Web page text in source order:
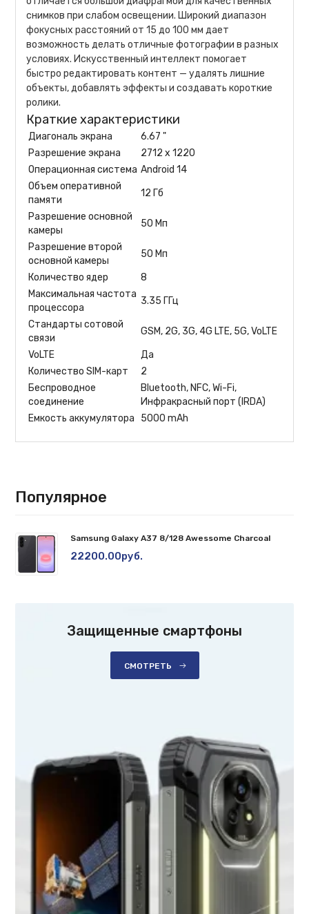
снимков при слабом освещении. Широкий диапазон
фокусных расстояний от 15 до 100 мм дает
возможность делать отличные фотографии в разных
условиях. Искусственный интеллект помогает
быстро редактировать контент — удалять лишние
объекты, добавлять эффекты и создавать короткие
ролики.
Краткие характеристики
Диагональ экрана
6.67 "
Разрешение экрана
2712 x 1220
Операционная система Android 14
Объем оперативной
памяти
12 Гб
Разрешение основной
камеры
50 Мп
Разрешение второй
основной камеры
50 Мп
Количество ядер
8
Максимальная частота
процессора
3.35 ГГц
Стандарты сотовой
связи
GSM, 2G, 3G, 4G LTE, 5G, VoLTE
VoLTE
Да
Количество SIM-карт
2
Беспроводное
соединение
Bluetooth, NFC, Wi-Fi,
Инфракрасный порт (IRDA)
Емкость аккумулятора
5000 mAh
Популярное
Samsung Galaxy A37 8/128 Awessome Charcoal
22200.00руб.
Защищенные смартфоны
СМОТРЕТЬ